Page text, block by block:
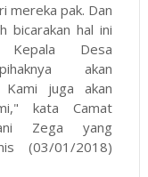
mereka pak. Dan
bicarakan hal ini
Desa
akan
Kami juga akan
kata Camat
Zega yang
(03/01/2018)